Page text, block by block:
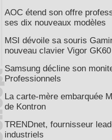
AOC étend son offre
ses dix nouveaux modèles
MSI dévoile sa souris
nouveau clavier Vigor GK60
Samsung décline son
Professionnels
La carte-mère embarquée
de Kontron
TRENDnet, fournisseur
industriels